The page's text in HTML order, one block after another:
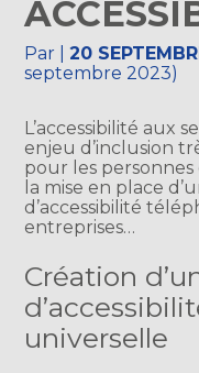
Par |20
septembre 2023)
L’accessibilité aux
enjeu d’inclusion
pour les personnes
la mise en place
d’accessibilité
entreprises…
Création
universelle